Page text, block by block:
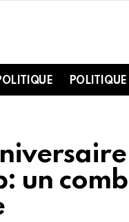
POLITIQUE
un